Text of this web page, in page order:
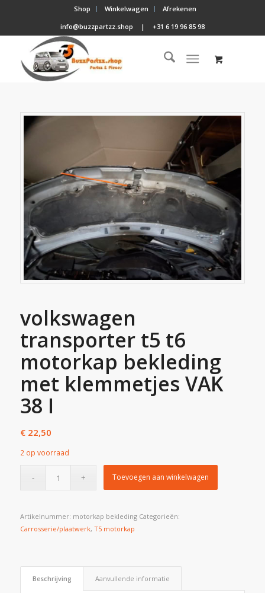
Shop Winkelwagen
Afrekenen
info@buzzpartzz.shop
| +31 6 19 96 85 98
volkswagen
transporter t5 t6
motorkap bekleding
met klemmetjes VAK
38 I
€22,50
2 op voorraad
Toevoegen aan winkelwagen
Artikelnummer: motorkap bekleding Categorieën:
Carrosserie/plaatwerk, T5 motorkap
Beschrijving Aanvullende informatie